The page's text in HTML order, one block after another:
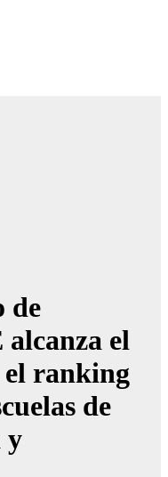
de
el
el ranking
de
y